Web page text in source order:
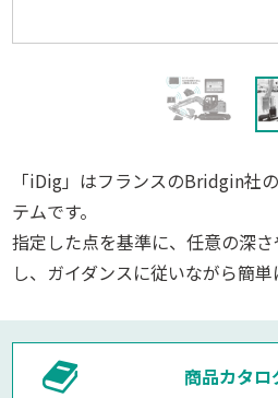
「iDig」はフランスのBridgin社
テムです。
指定した点を基準に、任意の深
し、ガイダンスに従いながら簡単
商品カタロ